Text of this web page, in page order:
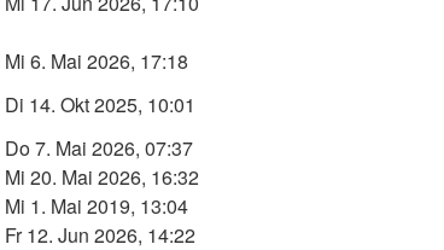
Mi 6. Mai 2026, 17:18
Di 14. Okt 2025, 10:01
Do 7. Mai 2026, 07:37
Mi 20. Mai 2026, 16:32
Mi 1. Mai 2019, 13:04
Fr 12. Jun 2026, 14:22